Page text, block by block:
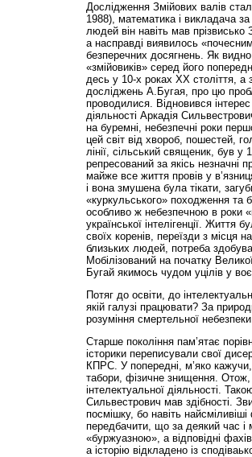
Дослідження Змійових валів
1988), математика і викладача
людей він навіть мав
а насправді виявилось
безперечних досягнень. Як
«змійовиків» серед його
десь у 10-х роках XX століття, а
досліджень А.Бугая, про цю
проводилися. Відновився інтерес
діяльності Аркадія
на буремні, небезпечні роки
цей світ від хвороб, пошестей,
лінії, сільський священик, був у
репресований за якісь
майже все життя провів у
і вона змушена була тікати,
«куркульського» походження та
особливо ж небезпечною в роки
української інтелігенції.
своїх коренів, переїзди з місця
близьких людей, потреба
Мобілізований на початку
Бугай якимось чудом уцілів у
Потяг до освіти, до
якій галузі працювати? За
розуміння смертельної
Старше покоління пам’я­тає
історики переписували свої
КПРС. У попередні, м’яко
табори, фізичне знищення.
інтелектуальної діяльності.
Сильвестрович мав здібності.
посмішку, бо навіть
передбачити, що за деякий час і
«буржуазною», а відповідні
а історію відкладено із